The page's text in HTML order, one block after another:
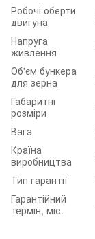
Робочі оберти
двигуна
Напруга
живлення
Об'єм бункера
для зерна
Габаритні
розміри
Вага
Країна
виробництва
Тип гарантії
Гарантійний
термін, міс.